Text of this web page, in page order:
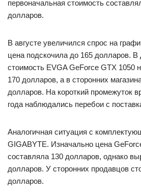
первоначальная стоимость
долларов.
В августе увеличился спрос на
цена подскочила до 165 долларов.
стоимость EVGA GeForce GTX 1050
170 долларов, а в сторонних
долларов. На короткий промежуток
года наблюдались перебои с
Аналогичная ситуация с
GIGABYTE. Изначально цена
составляла 130 долларов, однако
долларов. У сторонних продавцов
долларов.